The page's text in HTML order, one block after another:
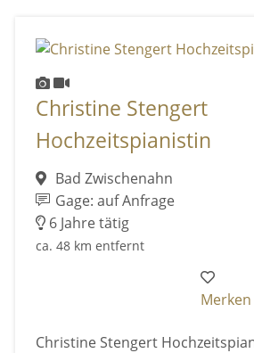
Christine Stengert
Hochzeitspianistin
Bad Zwischenahn
Gage: auf Anfrage
6 Jahre tätig
ca. 48 km entfernt
Merken
Christine Stengert